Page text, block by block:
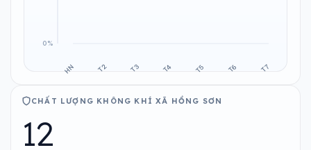
CHẤT LƯỢNG KHÔNG KHÍ XÃ HỒNG SƠN
12